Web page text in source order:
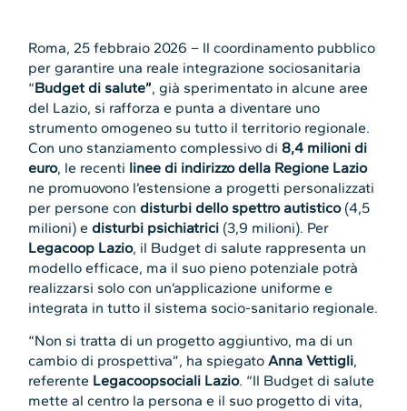
Roma, 25 febbraio 2026 – Il coordinamento pubblico
per garantire una reale integrazione sociosanitaria
“Budget di salute”, già sperimentato in alcune aree
del Lazio, si rafforza e punta a diventare uno
strumento omogeneo su tutto il territorio regionale.
Con uno stanziamento complessivo di8,4 milioni di
euro, le recenti linee di indirizzo della Regione Lazio
ne promuovono l’estensione a progetti personalizzati
per persone condisturbi dello spettro autistico(4,5
milioni) edisturbi psichiatrici (3,9 milioni). Per
Legacoop Lazio, il Budget di salute rappresenta un
modello efficace, ma il suo pieno potenziale potrà
realizzarsi solo con un’applicazione uniforme e
integrata in tutto il sistema socio-sanitario regionale.
“Non si tratta di un progetto aggiuntivo, ma di un
cambio di prospettiva”, ha spiegatoAnna Vettigli,
referente Legacoopsociali Lazio. “Il Budget di salute
mette al centro la persona e il suo progetto di vita,